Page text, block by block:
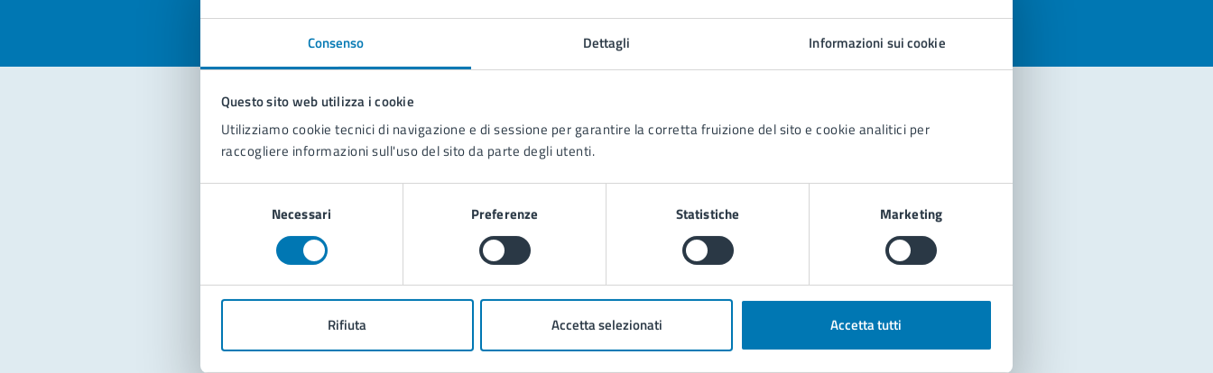
Consenso Dettagli Informazioni sui cookie
Questo sito web utilizza i cookie
Utilizziamo cookie tecnici di navigazione e di sessione per garantire la corretta fruizione del sito e cookie analitici per
raccogliere informazioni sull'uso del sito da parte degli utenti.
Necessari Preferenze Statistiche Marketing
Rifiuta Accetta selezionati Accetta tutti
Contatta il comune
Leggi le domande frequenti
Richiedi assistenza
Prenota appuntamento
Problemi in città
Segnala disservizio